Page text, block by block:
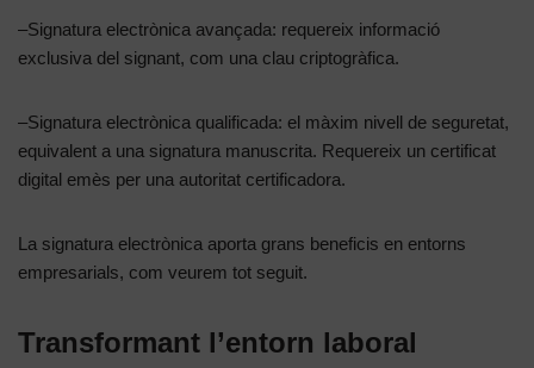
–Signatura electrònica avançada: requereix informació
exclusiva del signant, com una clau criptogràfica.
–Signatura electrònica qualificada: el màxim nivell de seguretat,
equivalent a una signatura manuscrita. Requereix un certificat
digital emès per una autoritat certificadora.
La signatura electrònica aporta grans beneficis en entorns
empresarials, com veurem tot seguit.
Transformant l’entorn laboral